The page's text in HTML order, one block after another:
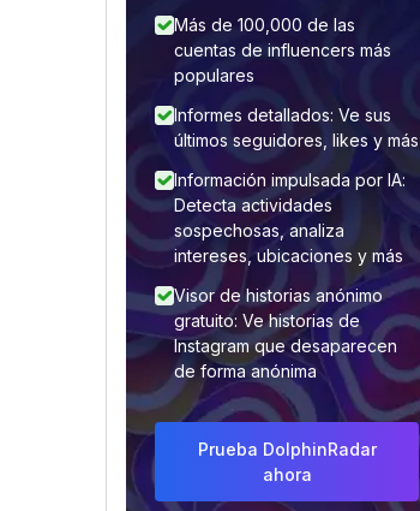
Más de 100,000 de las
cuentas de influencers más
populares
Informes detallados: Ve sus
últimos seguidores, likes y más
Información impulsada por IA:
Detecta actividades
sospechosas, analiza
intereses, ubicaciones y más
Visor de historias anónimo
gratuito: Ve historias de
Instagram que desaparecen
de forma anónima
Prueba DolphinRadar
ahora